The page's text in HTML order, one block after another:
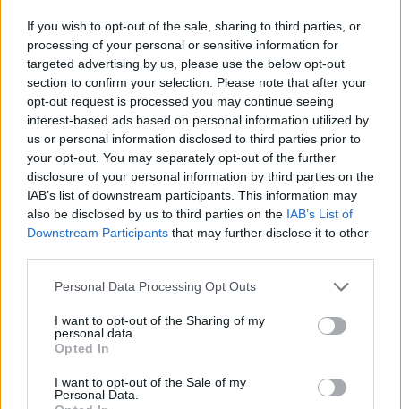
If you wish to opt-out of the sale, sharing to third parties, or
processing of your personal or sensitive information for
targeted advertising by us, please use the below opt-out
section to confirm your selection. Please note that after your
opt-out request is processed you may continue seeing
interest-based ads based on personal information utilized by
us or personal information disclosed to third parties prior to
your opt-out. You may separately opt-out of the further
disclosure of your personal information by third parties on the
IAB’s list of downstream participants. This information may
also be disclosed by us to third parties on the IAB’s List of
Downstream Participants that may further disclose it to other
Personal Data Processing Opt Outs
I want to opt-out of the Sharing of my
personal data.
Opted In
I want to opt-out of the Sale of my
Personal Data.
τους, ενώ καλούν τα μέσα ενημέρωσης να
αναδείξουν την υπόθεσή τους.
Προσωπική αιχμή προς τον υπουργό
Η ανακοίνωση ολοκληρώνεται με προσωπική
αναφορά προς τον Υπουργό Μετανάστευσης και
Ασύλου, Θάνο Πλεύρη, τον οποίο οι πρώην
συμβασιούχοι κατηγορούν ότι δεν τήρησε τις
δεσμεύσεις που, σύμφωνα με τους ίδιους, είχε
Όπως υποστηρίζουν, παρέμειναν επί μήνες
αναμένοντας την υλοποίηση των υποσχέσεων που
είχαν λάβει, γεγονός που, κατά την άποψή τους,
τους στέρησε τη δυνατότητα να αναζητήσουν
έγκαιρα άλλες επαγγελματικές επιλογές.